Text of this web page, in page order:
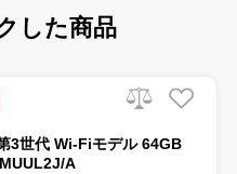
した商品
3世代 Wi-Fiモデル 64GB
A